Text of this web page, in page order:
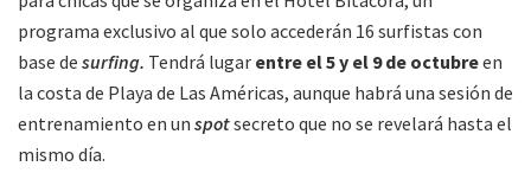
programa exclusivo al que solo accederán 16 surfistas con
base de surfing. Tendrá lugar entre el 5 y el 9 de octubreen
la costa de Playa de Las Américas, aunque habrá una sesión de
entrenamiento en un spotsecreto que no se revelará hasta el
mismo día.